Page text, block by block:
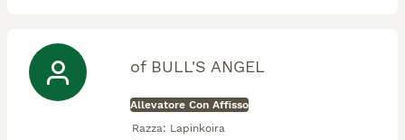
genitori di tutti i nostri cuccioli sono visibili in
Allevamento, Testati e Certificati regolarmente da
Veterinari e Laboratori Accreditati in
of BULL'S ANGEL
Allevatore Con Affisso
Razza: Lapinkoira